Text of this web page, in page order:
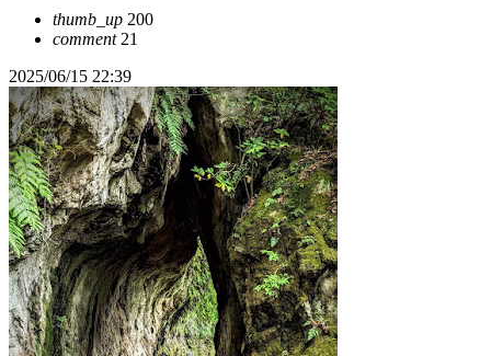
thumb_up 200
comment21
2025/06/15 22:39